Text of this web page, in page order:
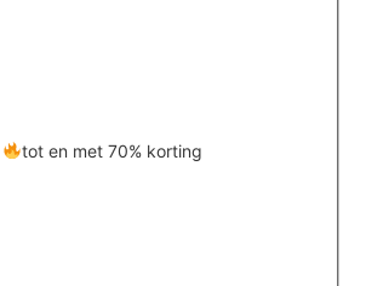
tot en met 70% korting